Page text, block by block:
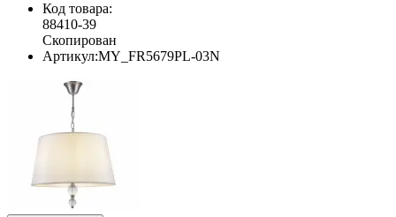
Код товара:
88410-39
Скопирован
Артикул:MY_FR5679PL-03N